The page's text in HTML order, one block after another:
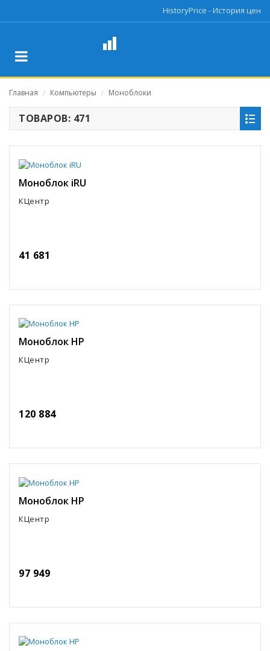
HistoryPrice - История цен
Главная / Компьютеры / Моноблоки
ТОВАРОВ: 471
Моноблок iRU
КЦентр
41 681
Моноблок HP
КЦентр
120 884
Моноблок HP
КЦентр
97 949